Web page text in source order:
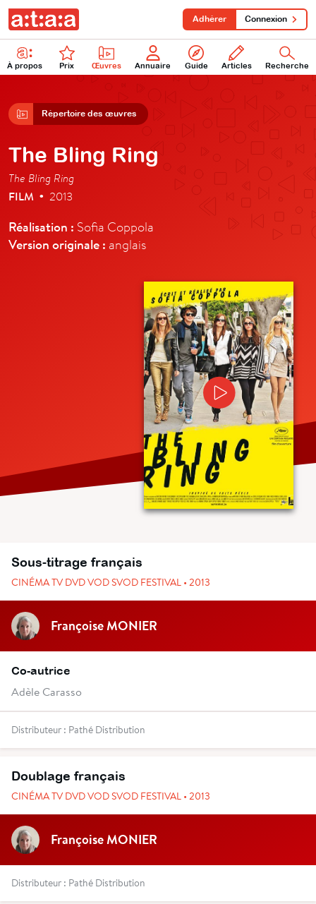
À propos Prix Œuvres Annuaire Guide Articles Recherche
Adhérer Connexion
Répertoire des œuvres
The Bling Ring
The Bling Ring
FILM • 2013
Réalisation : Sofia Coppola
Version originale : anglais
Sous-titrage français
CINÉMA TV DVD VOD SVOD FESTIVAL • 2013
Françoise MONIER
Co-autrice
Adèle Carasso
Distributeur : Pathé Distribution
Doublage français
CINÉMA TV DVD VOD SVOD FESTIVAL • 2013
Françoise MONIER
Distributeur : Pathé Distribution